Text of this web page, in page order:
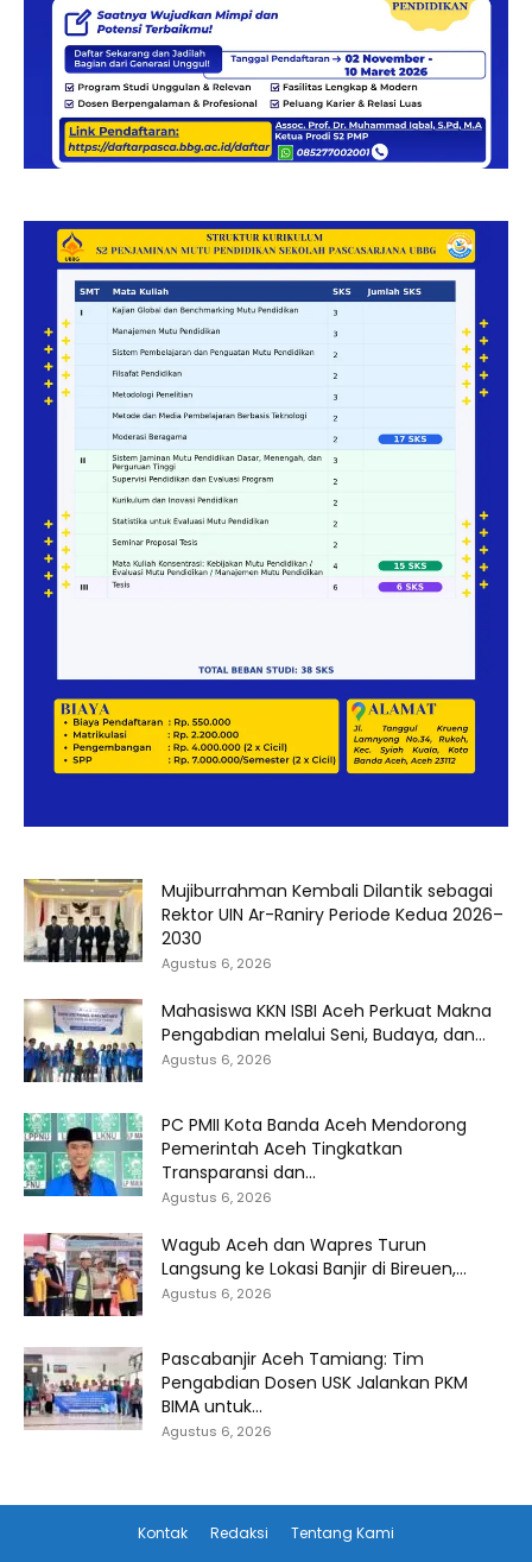
Mujiburrahman Kembali Dilantik sebagai
Rektor UIN Ar-Raniry Periode Kedua 2026–
2030
Agustus 6, 2026
Mahasiswa KKN ISBI Aceh Perkuat Makna
Pengabdian melalui Seni, Budaya, dan...
Agustus 6, 2026
PC PMII Kota Banda Aceh Mendorong
Pemerintah Aceh Tingkatkan
Transparansi dan...
Agustus 6, 2026
Wagub Aceh dan Wapres Turun
Langsung ke Lokasi Banjir di Bireuen,...
Agustus 6, 2026
Pascabanjir Aceh Tamiang: Tim
Pengabdian Dosen USK Jalankan PKM
BIMA untuk...
Agustus 6, 2026
Kontak Redaksi Tentang Kami